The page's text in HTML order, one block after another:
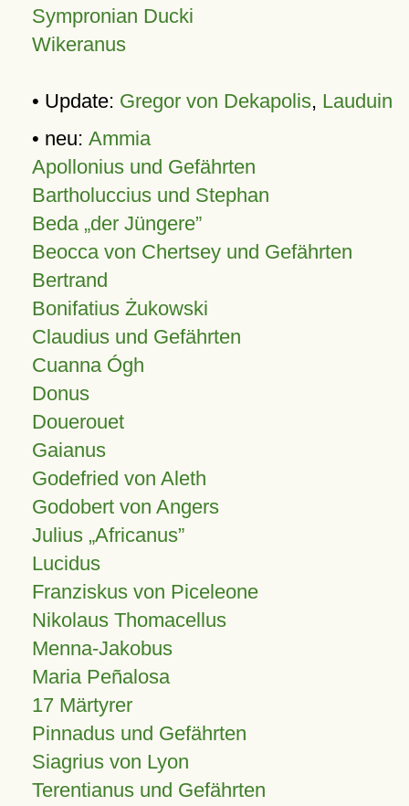
Sympronian Ducki
Wikeranus
• Update: Gregor von Dekapolis, Lauduin
• neu: Ammia
Apollonius und Gefährten
Bartholuccius und Stephan
Beda „der Jüngere”
Beocca von Chertsey und Gefährten
Bertrand
Bonifatius Żukowski
Claudius und Gefährten
Cuanna Ógh
Donus
Douerouet
Gaianus
Godefried von Aleth
Godobert von Angers
Julius Africanus
Lucidus
Franziskus von Piceleone
Nikolaus Thomacellus
Menna-Jakobus
Maria Peñalosa
17 Märtyrer
Pinnadus und Gefährten
Siagrius von Lyon
Terentianus und Gefährten